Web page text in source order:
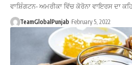
ਵਾਸ਼ਿੰਗਟਨ- ਅਮਰੀਕਾ ਵਿੱਚ ਕੋਰੋਨਾ ਵਾਇਰਸ ਦਾ
TeamGlobalPunjab February 5, 2022